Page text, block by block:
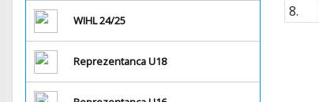
WIHL 24/25
Reprezentanca U18
8.